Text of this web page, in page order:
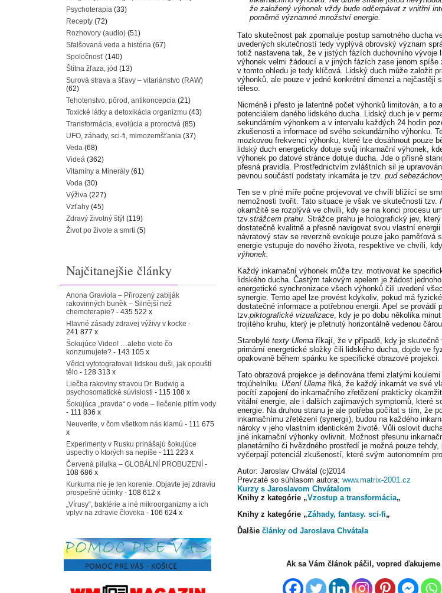
že založený výhonek vždy bude odčerpávat z vnitřní
poměrně významné množství energie.
Tato skutečnost pak zpomaluje postup samotného ducha
uvedených skutečností tedy vyplývá obrovský význam
totiž nastavena tak, že v jistých fázích duchovního vývoje
výhonek velmi žádoucí a v jiných fázích zase jenom spíše
v tomto ohledu je tedy klíčová. Lidský duch může založit
výhonků, ale pouze v jedné konkrétní dimenzi a nejčastěji
těleso.
Nicméně i přesto je latentně počet výhonků limitován, a to
potenciálem daného lidského ducha. Lidský duch je v
sekundárním výhonkem a v intervalu každých 24 hodin
zkušenosti a informace od svého sekundárního výhonku.
mozkovou frekvencí výhonku, které lze dosáhnout pouze
lidský duch energeticky dotuje svůj inkarnační výhonek,
výhonek po datové stránce dotuje ducha. Jde o přísně
přesná pravidla. Prostřednictvím zvláštních sil je
pevnou součástí podstaty inkarnáta je tzv. pud
Ten se v plné míře počne projevovat ve chvíli blížící se
nemožnosti tvořit. Tato situace je však ve skutečnosti tzv.
okamžitě se rozplývá ve chvíli, kdy se na konci procesu
tzv.strážcem prahu. Strážce prahu je holografický jev,
dostatečně kvalitně a přesně navigovat svou vlastní
návratový stav se reverzně evokuje pouze jako paměťová
energie vstupuje do nového života, respektive ve chvíli,
výhonek.
Každý inkarnační výhonek může tzv. motivovat ke
lidského ducha. Častým takovým apelem je žádost
energetické synchronizace všech výhonků čili uvedení
synergie. Tento apel lze provést kdykoliv, pokud má
dostatečné informace a potřebnou energii. Apel se provádí
tzv.piktografické vizualizace, kdy je po dobu několika
trojitého kruhu, který je přetnutý horizontálně vedenou
Starobylé texty Ulema říkají, že v případě, kdy je skutečně
primární energetické složky čili lidského ducha, dojde ve
opakovaně během spánku ke specifické obrazové projekci.
Tato obrazová projekce je definována třemi zlatými
trojúhelníku. Učení Ulema říká, že každý inkarnát ve své
pocítí zapojení do inkarnačního zřetězení prakticky
vitální energie, ale i dalších zajímavých symptomů, které
energie. Na druhou stranu je ale potřeba počítat s tím, že
inkarnačnímu zřetězení (synergii), budou na každého
nároky v jeho vlastním identickém životě. Vůli oslovit
jiné inkarnační výhonky ovlivnit. Možnost přesunu
planetárního či hvězdného prostředí je možná pouze
vyčerpají potenciál zkušeností, které svým autonomním
Autor: Jaroslav Chvátal (c)2014
Prevzaté so súhlasom autora: www.matrix-2001.cz
Kurzy s Jaroslavom Chvátalom
Knihy z kategórie „Vzostup a transformácia„
Knihy z kategórie „Záhady, fantasy. sci-fi„
Ďalšie články od Jaroslava Chvátala
Ak sa Vám článok páčil, vopred
Psychoterapia (33)
Recepty (72)
Rozhovory (audio) (51)
Sfalšovaná veda a história (67)
Spoločnosť (140)
Štítna žľaza, jód (13)
Surová strava a šťavy – vitariánstvo (RAW)
(62)
Tehotenstvo, pôrod, antikoncepcia (21)
Toxické látky a detoxikácia organizmu (43)
Transformácia, evolúcia a proroctvá (85)
UFO, záhady, sci-fi, mimozemšťania (37)
Veda (68)
Videá (362)
Vitamíny a Minerály (61)
Voda (30)
Výživa (227)
Vzťahy (45)
Zdravý životný štýl (119)
Život po živote a smrti (5)
Najčitanejšie články
Anona Graviola – Přirozený zabiják
rakovinných buněk – Silnější než
chemoterapie? - 435 522 x
Hlavné zásady zdravej výživy v kocke -
241 877 x
Šokujúce Video! …alebo viete čo
konzumujete? - 143 105 x
Vědci vyfotografovali lidskou duši, jak opouští
tělo - 128 313 x
Liečba rakoviny stravou Dr. Budwig a
psychosomatické súvislosti - 115 108 x
Šokujúca „pravda“ o vode – liečenie pitím vody
- 111 836 x
Neuveríte, v čom všetkom nás klamú - 111 675
x
Experimenty v Rusku prinášajú šokujúce
úspechy o ktorých sa nepíše - 111 223 x
Červená pilulka – GLOBÁLNÍ PROBUZENÍ -
108 686 x
Kurkuma nie je len korenie. Objavte jej zdraviu
prospešné účinky - 108 612 x
„Vírusy“, baktérie a iné mikroorganizmy a ich
vplyv na zdravie človeka - 106 624 x